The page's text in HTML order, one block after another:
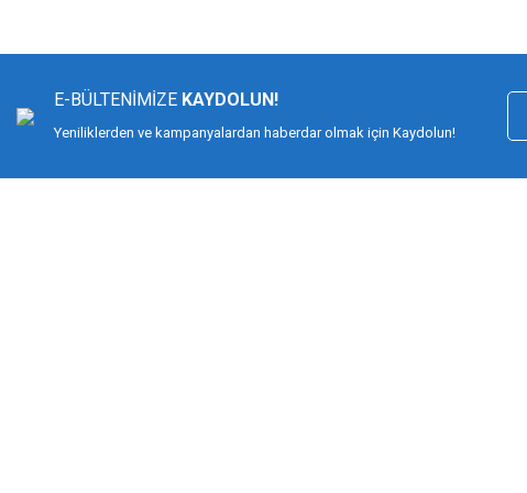
Ürün açıklamasında eksik bilgiler bulunuyor.
E-BÜLTENİMİZE KAYDOLUN!
Yeniliklerden ve kampanyalardan haberdar olmak için Kaydolun!